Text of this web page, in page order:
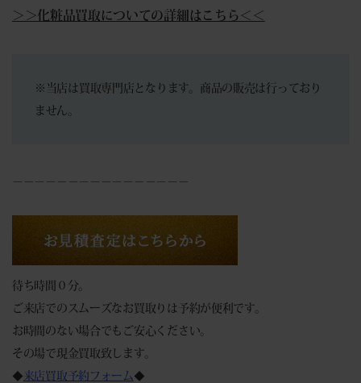
＞＞化粧品買取についての詳細はこちら＜＜
※当店は買取専門店となります。商品の販売は行っており
ません。
－－－－－－－－－－－－－－－－
待ち時間０分。
ご来店でのスムーズなお買取りは予約が便利です。
お時間のない場合でもご安心ください。
その場で現金買取致します。
◆ 来店買取予約フォーム ◆